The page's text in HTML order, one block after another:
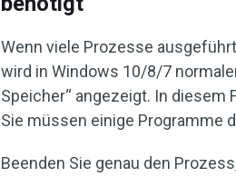
Wenn viele Prozesse
wird in Windows 10/8/7
Speicher“ angezeigt. In diesem
Sie müssen einige Programme
Beenden Sie genau den